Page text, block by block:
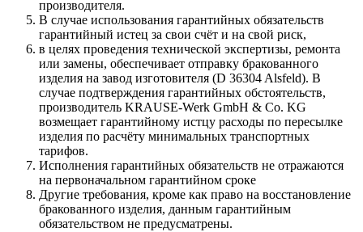
производителя.
В случае использования гарантийных обязательств
гарантийный истец за свои счёт и на свой риск,
в целях проведения технической экспертизы, ремонта
или замены, обеспечивает отправку бракованного
изделия на завод изготовителя (D 36304 Alsfeld). В
случае подтверждения гарантийных обстоятельств,
производитель KRAUSE-Werk GmbH & Со. KG
возмещает гарантийному истцу расходы по пересылке
изделия по расчёту минимальных транспортных
тарифов.
Исполнения гарантийных обязательств не отражаются
на первоначальном гарантийном сроке
Другие требования, кроме как право на восстановление
бракованного изделия, данным гарантийным
обязательством не предусматрены.